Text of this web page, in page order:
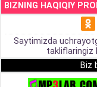
BIZNING HAQIQIY
Saytimizda
takliflaringiz
Biz